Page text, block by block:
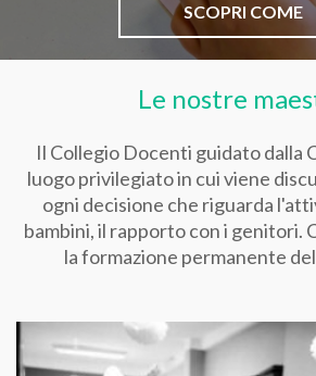
SCOPRI COME
Le nostre
Il Collegio Docenti guidato dalla
luogo privilegiato in cui viene
ogni decisione che riguarda
bambini, il rapporto con i genitori.
la formazione permanente